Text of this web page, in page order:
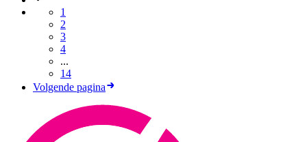
1
2
3
4
...
14
Volgende pagina